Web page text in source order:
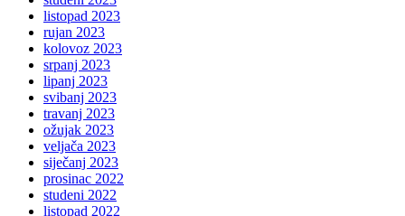
listopad 2023
rujan 2023
kolovoz 2023
srpanj 2023
lipanj 2023
svibanj 2023
travanj 2023
ožujak 2023
veljača 2023
siječanj 2023
prosinac 2022
studeni 2022
listopad 2022